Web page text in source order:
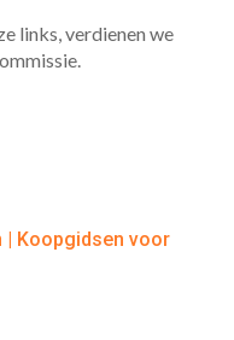
links, verdienen we
| Koopgidsen voor